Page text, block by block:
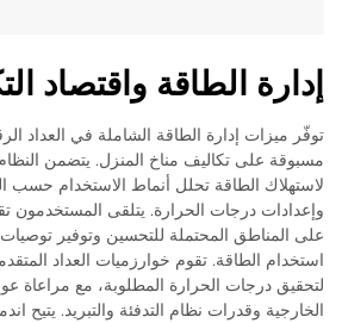
إدارة الطاقة واقتصاد
توفّر ميزات إدارة الطاقة الشاملة في العداد
مسبوقة على تكاليف مناخ المنزل. يتضمن
لاستهلاك الطاقة تحلل أنماط الاستخدام حسب
وإعدادات درجات الحرارة. يتلقى المستخدمون
على المناطق المحتملة للتحسين وتوفير
استخدام الطاقة. تقوم خوارزميات العداد
لتحقيق درجات الحرارة المطلوبة، مع مراعاة
الخارجية وقدرات نظام التدفئة والتبريد. يتيح